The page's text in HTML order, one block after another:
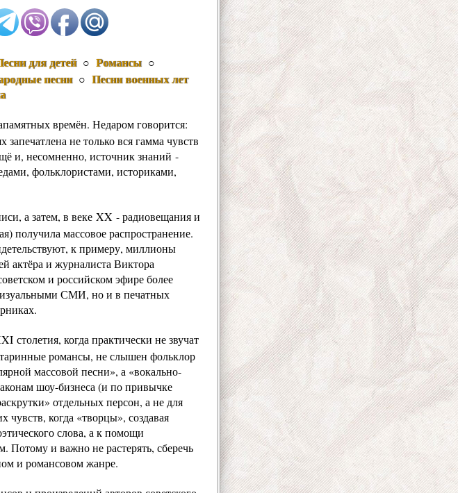
для детей○ Романсы ○
песни○ Песни военных лет
времён. Недаром говорится:
не только вся гамма чувств
и, несомненно, источник знаний -
фольклористами, историками,
а затем, в веке XX - радиовещания и
получила массовое распространение.
к примеру, миллионы
актёра и журналиста Виктора
и российском эфире более
СМИ, но и в печатных
столетия, когда практически не звучат
романсы, не слышен фольклор
массовой песни», а «вокально-
шоу-бизнеса (и по привычке
отдельных персон, а не для
когда «творцы», создавая
слова, а к помощи
Потому и важно не растерять, сберечь
и романсовом жанре.